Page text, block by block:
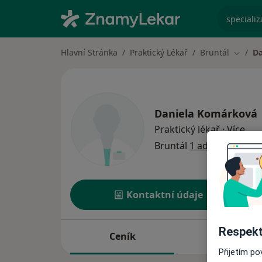
Hlavní Stránka Praktický Lékař Bruntál
Daniela Komárková
Praktický lékař·Víceo
Bruntál 1 adresa
Kontaktní údaje
Ceník Adresy
Přijetím